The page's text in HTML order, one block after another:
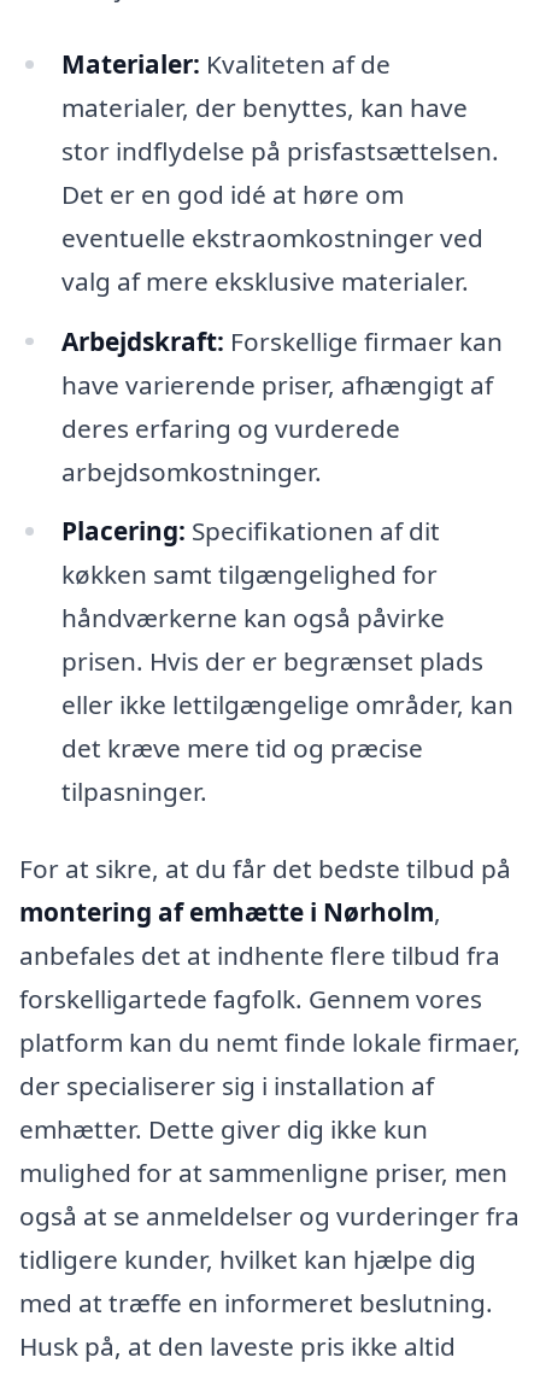
Materialer: Kvaliteten af de
materialer, der benyttes, kan have
stor indflydelse på prisfastsættelsen.
Det er en god idé at høre om
eventuelle ekstraomkostninger ved
valg af mere eksklusive materialer.
Arbejdskraft: Forskellige firmaer kan
have varierende priser, afhængigt af
deres erfaring og vurderede
arbejdsomkostninger.
Placering: Specifikationen af dit
køkken samt tilgængelighed for
håndværkerne kan også påvirke
prisen. Hvis der er begrænset plads
eller ikke lettilgængelige områder, kan
det kræve mere tid og præcise
tilpasninger.
For at sikre, at du får det bedste tilbud på
montering af emhætte i Nørholm,
anbefales det at indhente flere tilbud fra
forskelligartede fagfolk. Gennem vores
platform kan du nemt finde lokale firmaer,
der specialiserer sig i installation af
emhætter. Dette giver dig ikke kun
mulighed for at sammenligne priser, men
også at se anmeldelser og vurderinger fra
tidligere kunder, hvilket kan hjælpe dig
med at træffe en informeret beslutning.
Husk på, at den laveste pris ikke altid